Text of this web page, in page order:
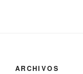
ARCHIVOS